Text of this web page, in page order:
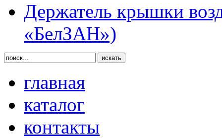
Держатель крышки
«БелЗАН»)
главная
каталог
контакты